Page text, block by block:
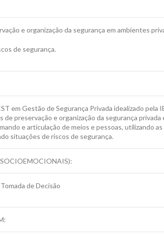
e organização da segurança em ambientes
de segurança.
em Gestão de Segurança Privada idealizado pela
de preservação e organização da segurança
e articulação de meios e pessoas, utilizando
situações de riscos de segurança.
de Decisão